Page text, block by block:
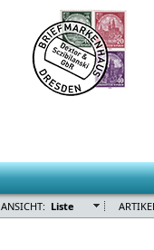
ANSICHT: Liste